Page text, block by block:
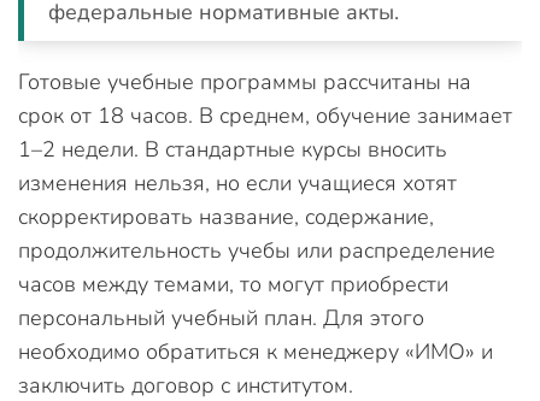
федеральные нормативные акты.
Готовые учебные программы рассчитаны на
срок от 18 часов. В среднем, обучение занимает
1–2 недели. В стандартные курсы вносить
изменения нельзя, но если учащиеся хотят
скорректировать название, содержание,
продолжительность учебы или распределение
часов между темами, то могут приобрести
персональный учебный план. Для этого
необходимо обратиться к менеджеру «ИМО» и
заключить договор с институтом.